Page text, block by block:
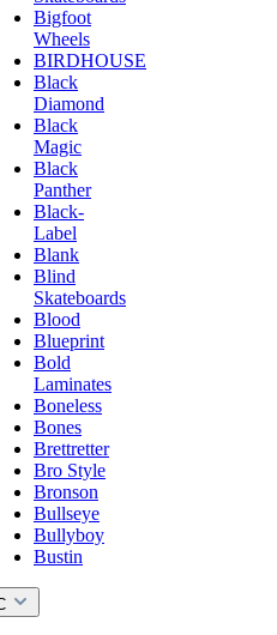
Bigfoot
Wheels
BIRDHOUSE
Black
Diamond
Black
Magic
Black
Panther
Black-
Label
Blank
Blind
Skateboards
Blood
Blueprint
Bold
Laminates
Boneless
Bones
Brettretter
Bro Style
Bronson
Bullseye
Bullyboy
Bustin